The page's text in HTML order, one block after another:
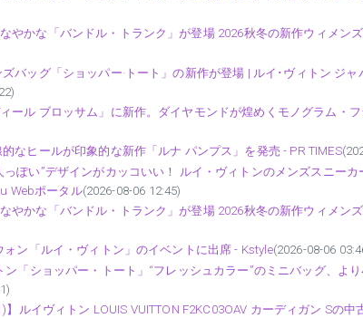
なやかな「バンドル・トランク」が登場 2026秋冬の新作ウィメン
ズバッグ「ショッパー·トート」の新作が登場 | ルイ･ヴィトン ジ
ール ブロッサム」に新作。ダイヤモンドが煌めくモノグラム・
的なヒールが印象的な新作「ルナ パンプス」を発売 - PR TIMES
っぽい”デザインがカッコいい！ ルイ・ヴィトンのメンズスニーカ
Webポータル(2026-08-06 12:45)
やかな「バンドル・トランク」が登場 2026秋冬の新作ウィメン
ォン「ルイ・ヴィトン」のイベントに出席 - Kstyle(2026-08-06
「ショッパー・トート」“フレッシュカラー”のミニバッグ、よ
)】ルイヴィトン LOUIS VUITTON F2KC03OAV カーディガン Sの